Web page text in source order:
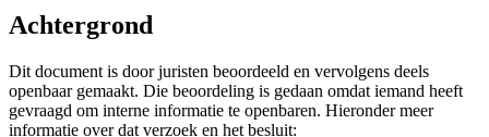
Achtergrond
Dit document is door juristen beoordeeld en vervolgens deels
openbaar gemaakt. Die beoordeling is gedaan omdat iemand heeft
gevraagd om interne informatie te openbaren. Hieronder meer
informatie over dat verzoek en het besluit: